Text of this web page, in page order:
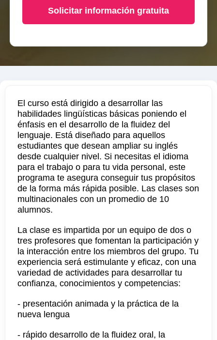
Solicitar información gratuita
El curso está dirigido a desarrollar las
habilidades lingüísticas básicas poniendo el
énfasis en el desarrollo de la fluidez del
lenguaje. Está diseñado para aquellos
estudiantes que desean ampliar su inglés
desde cualquier nivel. Si necesitas el idioma
para el trabajo o para tu vida personal, este
programa te asegura conseguir tus propósitos
de la forma más rápida posible. Las clases son
multinacionales con un promedio de 10
alumnos.
La clase es impartida por un equipo de dos o
tres profesores que fomentan la participación y
la interacción entre los miembros del grupo. Tu
experiencia será estimulante y eficaz, con una
variedad de actividades para desarrollar tu
confianza, conocimientos y competencias:
- presentación animada y la práctica de la
nueva lengua
- rápido desarrollo de la fluidez oral, la